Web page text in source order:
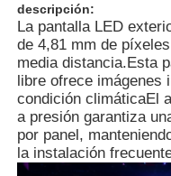
descripción:
La pantalla LED
de 4,81 mm de
media distancia.Esta
libre ofrece imágenes
condición climáticaEl
a presión garantiza
por panel,
la instalación